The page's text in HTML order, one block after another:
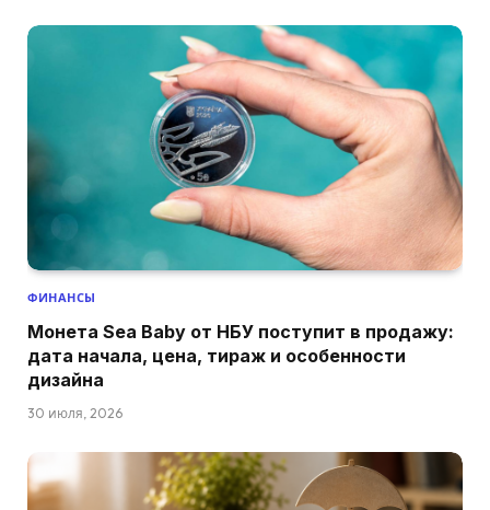
ФИНАНСЫ
Монета Sea Baby от НБУ поступит в продажу:
дата начала, цена, тираж и особенности
дизайна
30 июля, 2026